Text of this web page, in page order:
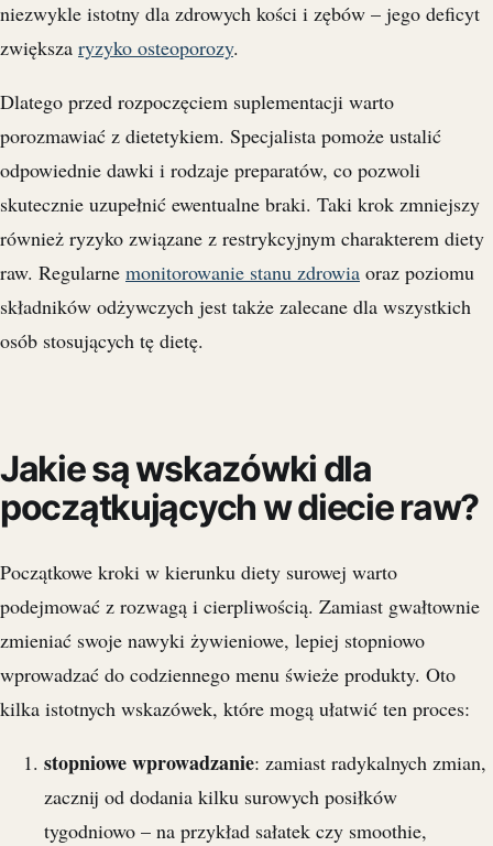
niezwykle istotny dla zdrowych kości i zębów – jego deficyt
zwiększa ryzyko osteoporozy.
Dlatego przed rozpoczęciem suplementacji warto
porozmawiać z dietetykiem. Specjalista pomoże ustalić
odpowiednie dawki i rodzaje preparatów, co pozwoli
skutecznie uzupełnić ewentualne braki. Taki krok zmniejszy
również ryzyko związane z restrykcyjnym charakterem diety
raw. Regularne monitorowanie stanu zdrowia oraz poziomu
składników odżywczych jest także zalecane dla wszystkich
osób stosujących tę dietę.
Jakie są wskazówki dla
początkujących w diecie raw?
Początkowe kroki w kierunku diety surowej warto
podejmować z rozwagą i cierpliwością. Zamiast gwałtownie
zmieniać swoje nawyki żywieniowe, lepiej stopniowo
wprowadzać do codziennego menu świeże produkty. Oto
kilka istotnych wskazówek, które mogą ułatwić ten proces:
stopniowe wprowadzanie: zamiast radykalnych zmian,
zacznij od dodania kilku surowych posiłków
tygodniowo – na przykład sałatek czy smoothie,